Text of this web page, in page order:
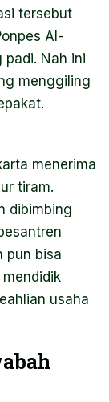
tersebut
Al-
Nah ini
menggiling
menerima
tiram.
dibimbing
pun bisa
usaha